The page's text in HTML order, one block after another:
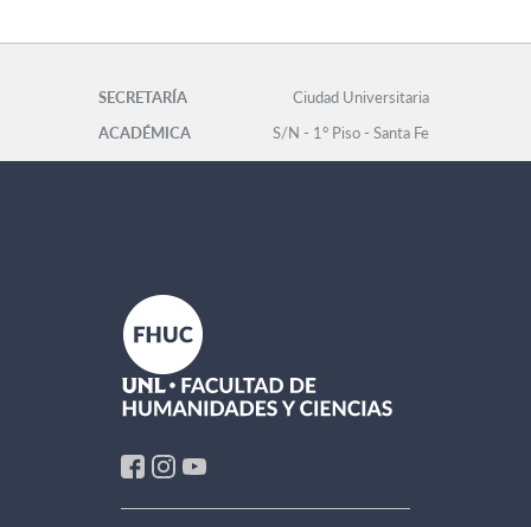
SECRETARÍA
ACADÉMICA
Ciudad Universitaria
S/N - 1° Piso - Santa Fe